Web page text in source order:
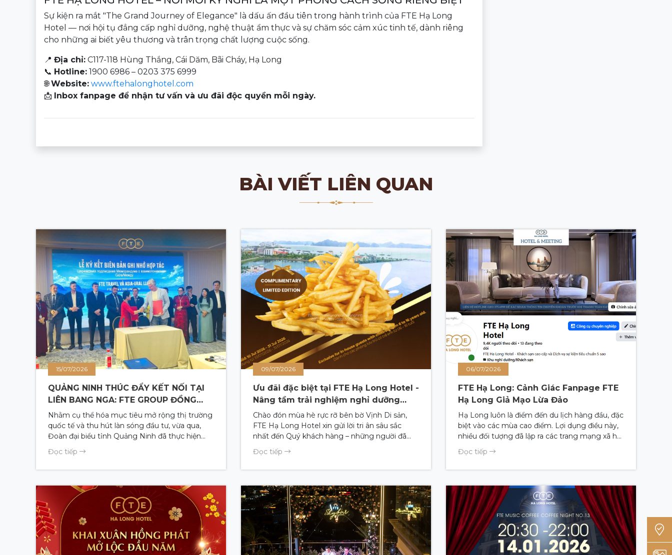
Sự kiện ra mắt "The Grand Journey of Elegance" là dấu ấn đầu tiên trong hành trình của FTE Hạ Long
Hotel — nơi hội tụ đẳng cấp nghỉ dưỡng, nghệ thuật ẩm thực và sự chăm sóc cảm xúc tinh tế, dành riêng
cho những ai biết yêu thương và trân trọng chất lượng cuộc sống.
📍 Địa chỉ: C117-118 Hùng Thắng, Cái Dăm, Bãi Cháy, Hạ Long
📞 Hotline: 1900 6986 – 0203 375 6999
🌐Website: www.ftehalonghotel.com
📩 Inbox fanpage để nhận tư vấn và ưu đãi độc quyền mỗi ngày.
BÀI VIẾT LIÊN QUAN
15/07/2026
QUẢNG NINH THÚC ĐẨY KẾT NỐI TẠI
LIÊN BANG NGA: FTE GROUP ĐỒNG
HÀNH MỞ RỘNG THỊ TRƯỜNG ĐÔNG
ÂU
Nhằm cụ thể hóa mục tiêu mở rộng thị trường
quốc tế và thu hút làn sóng đầu tư, vừa qua,
Đoàn đại biểu tỉnh Quảng Ninh đã thực hiện
chuyến công tác kéo dài 8 ngày tại Liên bang
Nga để tổ chức chuỗi chương trình xúc tiến đầu
tư, thương mại và du lịch song phương. Đồng
tích cực của các doanh nghiệp kinh tế và hạ
tầng du lịch trọng điểm, trong đó có đại diện
FTE Group.
Đọc tiếp
09/07/2026
Ưu đãi đặc biệt tại FTE Hạ Long Hotel -
Nâng tầm trải nghiệm nghỉ dưỡng
mùa hè
Chào đón mùa hè rực rỡ bên bờ Vịnh Di sản,
FTE Hạ Long Hotel xin gửi lời tri ân sâu sắc
nhất đến Quý khách hàng – những người đã
luôn tin tưởng và chọn lựa chúng tôi làm chốn
dừng chân cho những kỳ nghỉ gắn kết yêu
thương. (English in below)
Đọc tiếp
06/07/2026
FTE Hạ Long: Cảnh Giác Fanpage FTE
Hạ Long Giả Mạo Lừa Đảo
Hạ Long luôn là điểm đến du lịch hàng đầu, đặc
biệt vào các mùa cao điểm. Lợi dụng điều này,
nhiều đối tượng đã lập ra các trang mạng xã hội
giả danh các cơ sở lưu trú uy tín nhằm trục lợi.
Gần đây, Khách sạn FTE Hạ Long đã ghi nhận
nhiều trường hợp FTE hạ Long giả mạo xuất
cố tình làm nhầm lẫn thông tin để chiếm đoạt
tài sản. Bài viết này sẽ giúp bạn nhận diện chính
xác FTE Hạ Long chính chủ để có một kỳ nghỉ
an toàn và trọn vẹn.
Đọc tiếp